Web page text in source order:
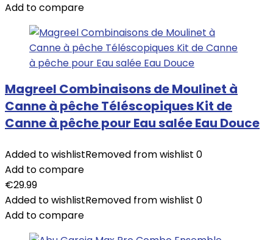
Add to compare
Magreel Combinaisons de Moulinet à
Canne à pêche Téléscopiques Kit de
Canne à pêche pour Eau salée Eau Douce
Added to wishlistRemoved from wishlist 0
Add to compare
€29.99
Added to wishlistRemoved from wishlist 0
Add to compare